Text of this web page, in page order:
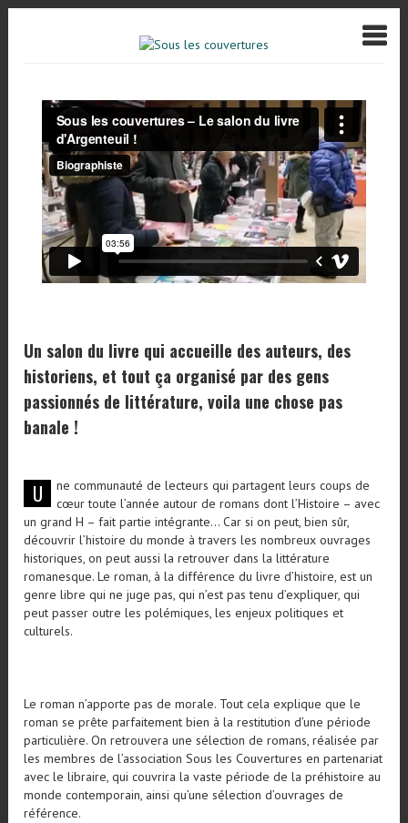
Un salon du livre qui accueille des auteurs, des
historiens, et tout ça organisé par des gens
passionnés de littérature, voila une chose pas
banale !
U
ne communauté de lecteurs qui partagent leurs coups de
cœur toute l’année autour de romans dont l’Histoire – avec
un grand H – fait partie intégrante… Car si on peut, bien sûr,
découvrir l’histoire du monde à travers les nombreux ouvrages
historiques, on peut aussi la retrouver dans la littérature
romanesque. Le roman, à la différence du livre d’histoire, est un
genre libre qui ne juge pas, qui n’est pas tenu d’expliquer, qui
peut passer outre les polémiques, les enjeux politiques et
culturels.
Le roman n’apporte pas de morale. Tout cela explique que le
roman se prête parfaitement bien à la restitution d’une période
particulière. On retrouvera une sélection de romans, réalisée par
les membres de l’association Sous les Couvertures en partenariat
avec le libraire, qui couvrira la vaste période de la préhistoire au
monde contemporain, ainsi qu’une sélection d’ouvrages de
référence.